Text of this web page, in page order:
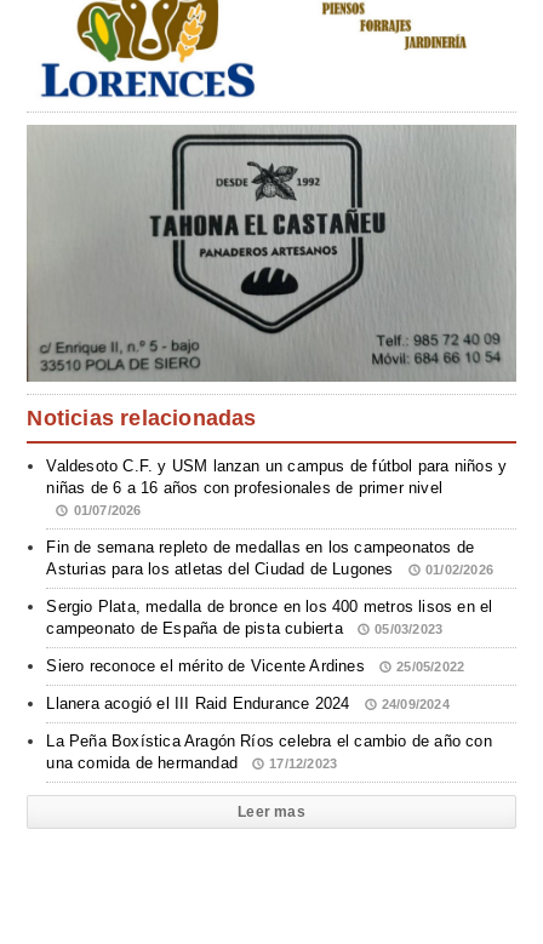
Noticias relacionadas
Valdesoto C.F. y USM lanzan un campus de fútbol para niños y
niñas de 6 a 16 años con profesionales de primer nivel
01/07/2026
Fin de semana repleto de medallas en los campeonatos de
Asturias para los atletas del Ciudad de Lugones
01/02/2026
Sergio Plata, medalla de bronce en los 400 metros lisos en el
campeonato de España de pista cubierta
05/03/2023
Siero reconoce el mérito de Vicente Ardines 25/05/2022
Llanera acogió el III Raid Endurance 2024 24/09/2024
La Peña Boxística Aragón Ríos celebra el cambio de año con
una comida de hermandad
17/12/2023
Leer mas